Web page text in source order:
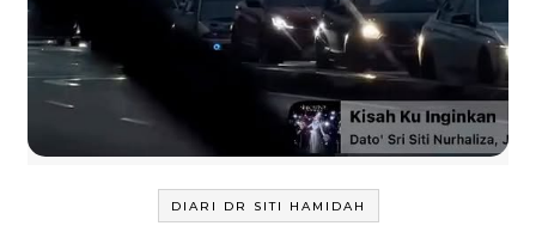
DIARI DR SITI HAMIDAH